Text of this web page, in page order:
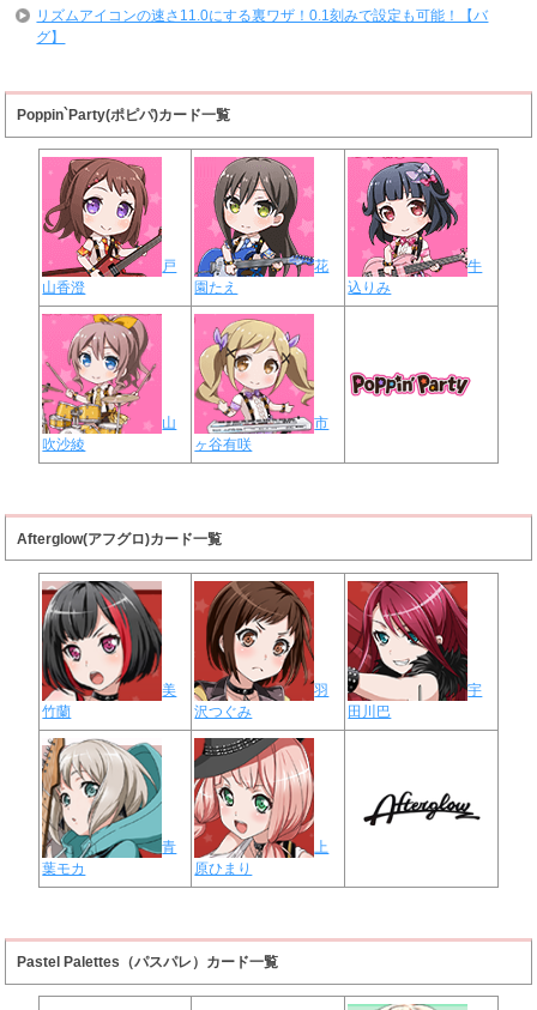
リズムアイコンの速さ11.0にする裏ワザ！0.1刻みで設定も可能！【バ
グ】
Poppin`Party(ポピパ)カード一覧
戸
山香澄
花
園たえ
牛
込りみ
山
吹沙綾
市
ヶ谷有咲
Afterglow(アフグロ)カード一覧
美
竹蘭
羽
沢つぐみ
宇
田川巴
青
葉モカ
上
原ひまり
Pastel Palettes（パスパレ）カード一覧